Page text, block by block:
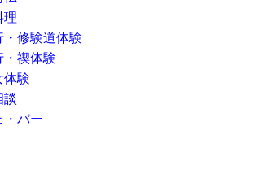
理
修験道体験
・禊体験
体験
談
・バー